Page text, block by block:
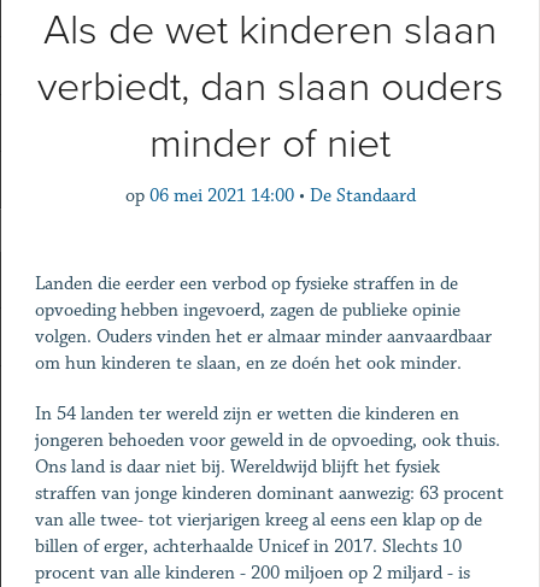
Als de wet kinderen slaan
verbiedt, dan slaan ouders
minder of niet
op 06 mei 2021 14:00 • De Standaard
Landen die eerder een verbod op fysieke straffen in de
opvoeding hebben ingevoerd, zagen de publieke opinie
volgen. Ouders vinden het er almaar minder aanvaardbaar
om hun kinderen te slaan, en ze doén het ook minder.
In 54 landen ter wereld zijn er wetten die kinderen en
jongeren behoeden voor geweld in de opvoeding, ook thuis.
Ons land is daar niet bij. Wereldwijd blijft het fysiek
straffen van jonge kinderen dominant aanwezig: 63 procent
van alle twee- tot vierjarigen kreeg al eens een klap op de
billen of erger, achterhaalde Unicef in 2017. Slechts 10
procent van alle kinderen - 200 miljoen op 2 miljard - is